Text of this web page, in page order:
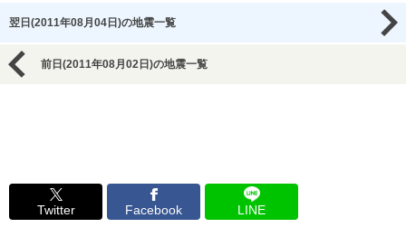
翌日(2011年08月04日)の地震一覧
前日(2011年08月02日)の地震一覧
Twitter Facebook LINE